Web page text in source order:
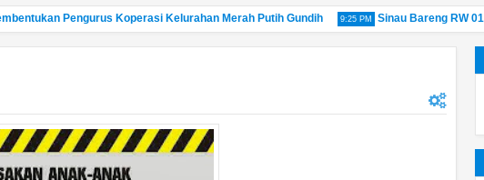
Pengurus Koperasi Kelurahan Merah Putih Gundih 9:25 PM Sinau Bareng RW 01